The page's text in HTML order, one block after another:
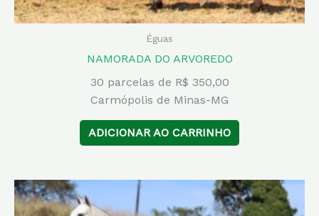
Éguas
NAMORADA DO ARVOREDO
30 parcelas de R$ 350,00
Carmópolis de Minas-MG
ADICIONAR AO CARRINHO